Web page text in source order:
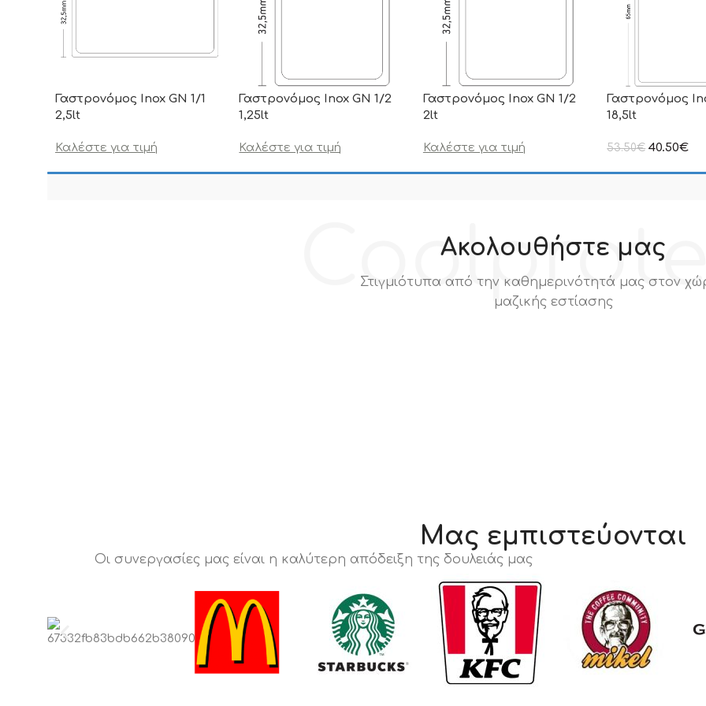
Γαστρονόμος Inox GN 1/1
2,5lt
Καλέστε για τιμή
Γαστρονόμος Inox GN 1/2
1,25lt
Καλέστε για τιμή
Γαστρονόμος Inox GN 1/2
2lt
Καλέστε για τιμή
Γαστρονόμος
18,5lt
53.50€ 40.50€
Ακολουθήστε μας
Στιγμιότυπα από την καθημερινότητά μας στον
μαζικής εστίασης
Μας εμπιστεύονται
Οι συνεργασίες μας είναι η καλύτερη απόδειξη της δουλειάς μας